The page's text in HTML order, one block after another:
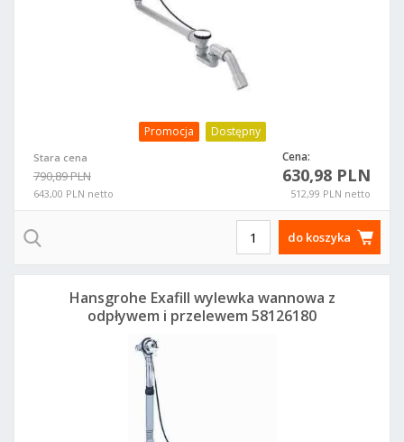
Promocja Dostępny
Stara cena
790,89 PLN
643,00 PLN netto
Cena:
630,98 PLN
512,99 PLN netto
do koszyka
Hansgrohe Exafill wylewka wannowa z
odpływem i przelewem 58126180